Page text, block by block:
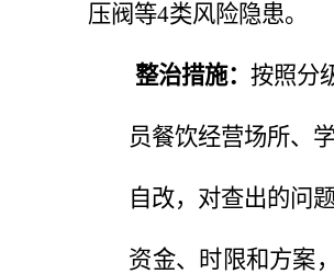
压阀等4类风险隐患。
整治措施： 按照分
员餐饮经营场所、
自改，对查出的问
资金、时限和方案